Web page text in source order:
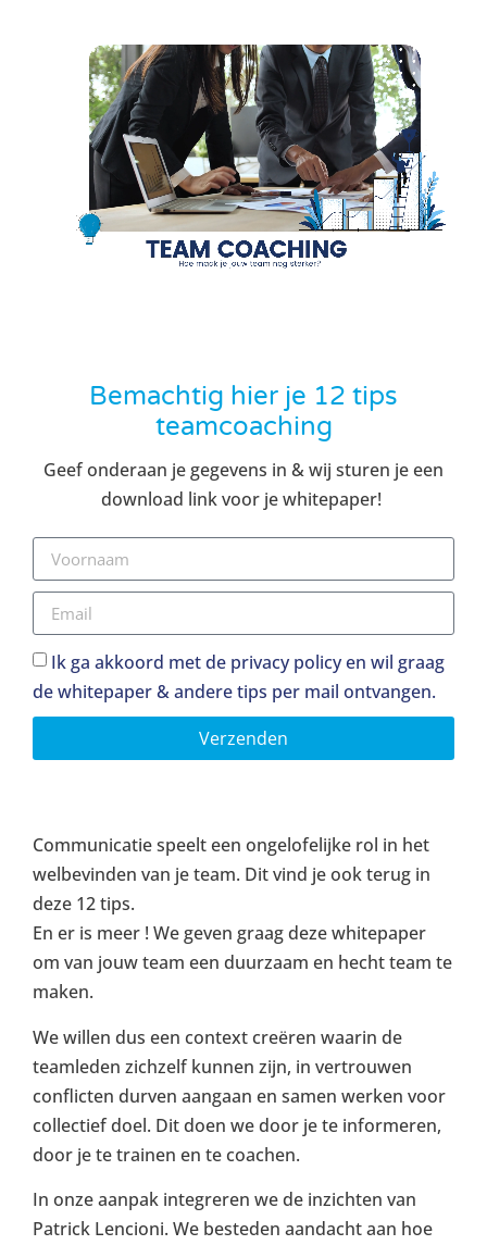
Bemachtig hier je 12 tips
teamcoaching
Geef onderaan je gegevens in & wij sturen je een
download link voor je whitepaper!
Ik ga akkoord met de privacy policy en wil graag
de whitepaper & andere tips per mail ontvangen.
Verzenden
Communicatie speelt een ongelofelijke rol in het
welbevinden van je team. Dit vind je ook terug in
deze 12 tips.
En er is meer ! We geven graag deze whitepaper
om van jouw team een duurzaam en hecht team te
maken.
We willen dus een context creëren waarin de
teamleden zichzelf kunnen zijn, in vertrouwen
conflicten durven aangaan en samen werken voor
collectief doel. Dit doen we door je te informeren,
door je te trainen en te coachen.
In onze aanpak integreren we de inzichten van
Patrick Lencioni. We besteden aandacht aan hoe